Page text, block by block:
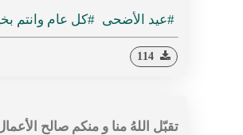
#عيد الأضحى #كل عام وانتم
تقبّل اللهُ منا و منكم صالح